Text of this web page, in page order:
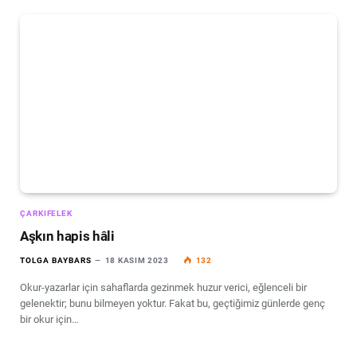
ÇARKIFELEK
Aşkın hapis hâli
TOLGA BAYBARS 18 KASIM 2023 132
Okur-yazarlar için sahaflarda gezinmek huzur verici, eğlenceli bir
gelenektir; bunu bilmeyen yoktur. Fakat bu, geçtiğimiz günlerde genç
bir okur için…